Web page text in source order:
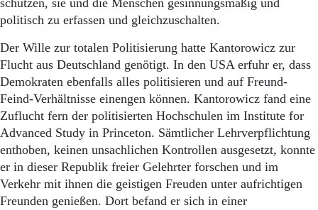
schützen, sie und die Menschen gesinnungsmäßig und
politisch zu erfassen und gleichzuschalten.
Der Wille zur totalen Politisierung hatte Kantorowicz zur
Flucht aus Deutschland genötigt. In den USA erfuhr er, dass
Demokraten ebenfalls alles politisieren und auf Freund-
Feind-Verhältnisse einengen können. Kantorowicz fand eine
Zuflucht fern der politisierten Hochschulen im Institute for
Advanced Study in Princeton. Sämtlicher Lehrverpflichtung
enthoben, keinen unsachlichen Kontrollen ausgesetzt, konnte
er in dieser Republik freier Gelehrter forschen und im
Verkehr mit ihnen die geistigen Freuden unter aufrichtigen
Freunden genießen. Dort befand er sich in einer